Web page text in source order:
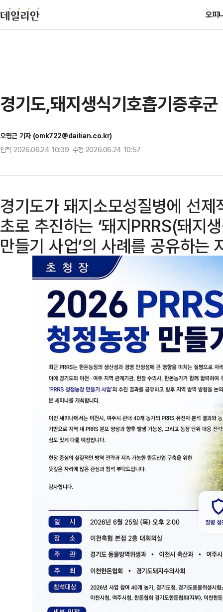
오피
경기도,돼지생식기호흡기증후
오명근 기자 (omk722@dailian.co.kr)
입력 2026.06.24 10:39 수정 2026.06.24 10:57
경기도가 돼지소모성질병에 선
초로 추진하는 ‘돼지PRRS(돼지
만들기 사업’의 사례를 공유하는